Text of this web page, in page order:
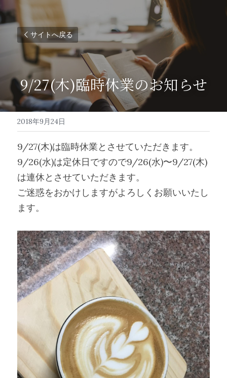
サイトへ戻る
9/27(木)臨時休業のお知らせ
2018年9月24日
9/27(木)は臨時休業とさせていただきます。
9/26(水)は定休日ですので9/26(水)〜9/27(木)
は連休とさせていただきます。
ご迷惑をおかけしますがよろしくお願いいたし
ます。